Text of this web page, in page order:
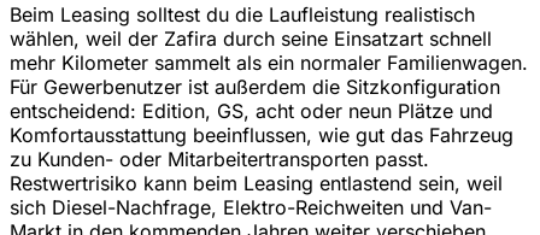
Beim Leasing solltest du die Laufleistung realistisch
wählen, weil der Zafira durch seine Einsatzart schnell
mehr Kilometer sammelt als ein normaler Familienwagen.
Für Gewerbenutzer ist außerdem die Sitzkonfiguration
entscheidend: Edition, GS, acht oder neun Plätze und
Komfortausstattung beeinflussen, wie gut das Fahrzeug
zu Kunden- oder Mitarbeitertransporten passt.
Restwertrisiko kann beim Leasing entlastend sein, weil
sich Diesel-Nachfrage, Elektro-Reichweiten und Van-